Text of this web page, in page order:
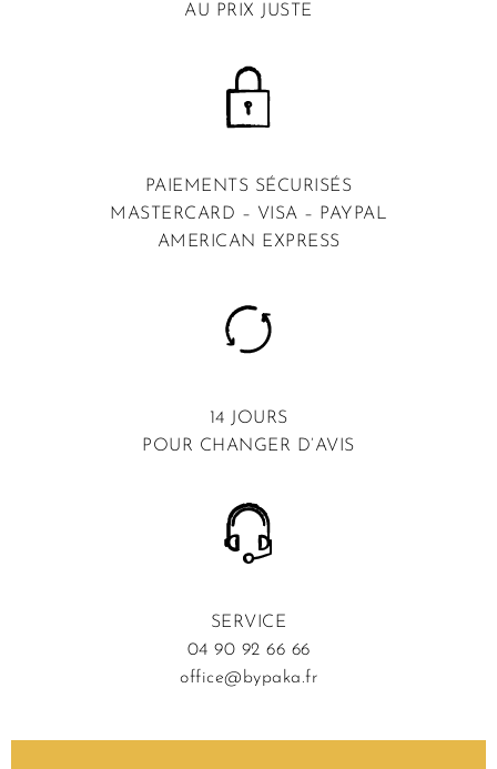
AU PRIX JUSTE
PAIEMENTS SÉCURISÉS
MASTERCARD – VISA – PAYPAL
AMERICAN EXPRESS
14 JOURS
POUR CHANGER D’AVIS
SERVICE
04 90 92 66 66
office@bypaka.fr